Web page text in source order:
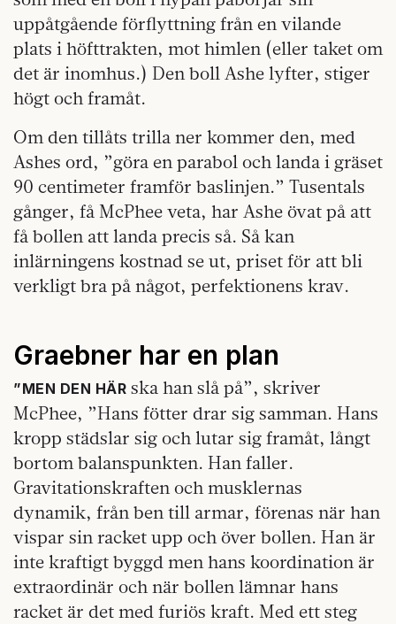
uppåtgående förflyttning från en vilande
plats i höfttrakten, mot himlen (eller taket om
det är inomhus.) Den boll Ashe lyfter, stiger
högt och framåt.
Om den tillåts trilla ner kommer den, med
Ashes ord, ”göra en parabol och landa i gräset
90 centimeter framför baslinjen.” Tusentals
gånger, få McPhee veta, har Ashe övat på att
få bollen att landa precis så. Så kan
inlärningens kostnad se ut, priset för att bli
verkligt bra på något, perfektionens krav.
Graebner har en plan
”MEN DEN HÄR ska han slå på”, skriver
McPhee, ”Hans fötter drar sig samman. Hans
kropp städslar sig och lutar sig framåt, långt
bortom balanspunkten. Han faller.
Gravitationskraften och musklernas
dynamik, från ben till armar, förenas när han
vispar sin racket upp och över bollen. Han är
inte kraftigt byggd men hans koordination är
extraordinär och när bollen lämnar hans
racket är det med furiös kraft. Med ett steg